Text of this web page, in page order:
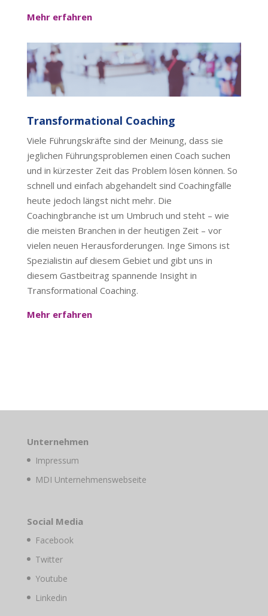
Mehr erfahren
Transformational Coaching
Viele Führungskräfte sind der Meinung, dass sie
jeglichen Führungsproblemen einen Coach suchen
und in kürzester Zeit das Problem lösen können. So
schnell und einfach abgehandelt sind Coachingfälle
heute jedoch längst nicht mehr. Die
Coachingbranche ist um Umbruch und steht – wie
die meisten Branchen in der heutigen Zeit – vor
vielen neuen Herausforderungen. Inge Simons ist
Spezialistin auf diesem Gebiet und gibt uns in
diesem Gastbeitrag spannende Insight in
Transformational Coaching.
Mehr erfahren
Unternehmen
Impressum
MDI Unternehmenswebseite
Social Media
Facebook
Twitter
Youtube
Linkedin